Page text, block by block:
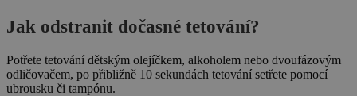
Jak odstranit dočasné tetování?
Potřete tetování dětským olejíčkem, alkoholem nebo dvoufázovým
odličovačem, po přibližně 10 sekundách tetování setřete pomocí
ubrousku či tampónu.